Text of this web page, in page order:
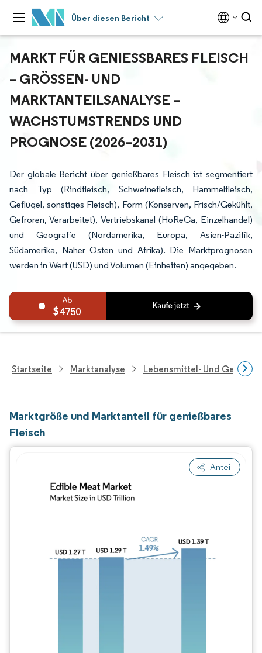
Über diesen Bericht
MARKT FÜR GENIESSBARES FLEISCH –
GRÖSSEN- UND MA
RKTANTEILSANALYSE – WA
CHSTUMSTRENDS UND PR
OGNOSE (2026–2031)
Der globale Bericht über genießbares Fleisch ist segmentiert
nach Typ (Rindfleisch, Schweinefleisch, Hammelfleisch,
Geflügel, sonstiges Fleisch), Form (Konserven, Frisch/Gekühlt,
Gefroren, Verarbeitet), Vertriebskanal (HoReCa, Einzelhandel)
und Geografie (Nordamerika, Europa, Asien-Pazifik,
Südamerika, Naher Osten und Afrika). Die Marktprognosen
werden in Wert (USD) und Volumen (Einheiten) angegeben.
4750
Startseite Marktanalyse Lebensmittel- Und
Marktgröße und Marktanteil für genießbares
Fleisch
Anteil